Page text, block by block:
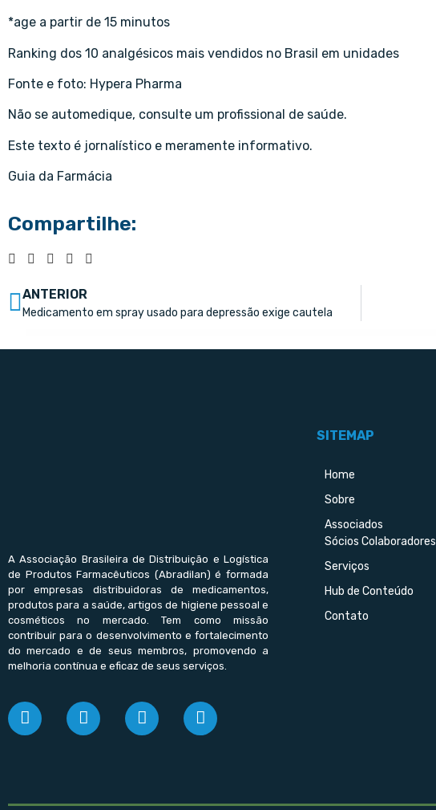
*age a partir de 15 minutos
Ranking dos 10 analgésicos mais vendidos no Brasil em unidades
Fonte e foto: Hypera Pharma
Não se automedique, consulte um profissional de saúde.
Este texto é jornalístico e meramente informativo.
Guia da Farmácia
Compartilhe:
ANTERIOR
Medicamento em spray usado para depressão exige cautela
A Associação Brasileira de Distribuição e Logística
de Produtos Farmacêuticos (Abradilan) é formada
por empresas distribuidoras de medicamentos,
produtos para a saúde, artigos de higiene pessoal e
cosméticos no mercado. Tem como missão
contribuir para o desenvolvimento e fortalecimento
do mercado e de seus membros, promovendo a
melhoria contínua e eficaz de seus serviços.
SITEMAP
Home
Sobre
Associados
Sócios Colaboradores
Serviços
Hub de Conteúdo
Contato